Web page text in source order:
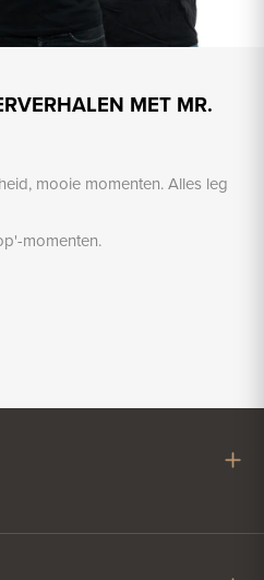
MET MR.
mooie momenten. Alles leg
momenten.